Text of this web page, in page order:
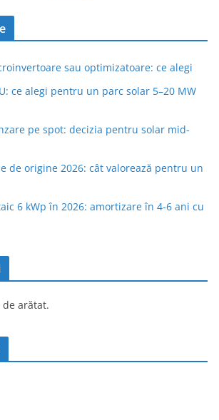
sau optimizatoare: ce alegi
ce alegi pentru un parc solar 5–20 MW
pe spot: decizia pentru solar mid-
de origine 2026: cât valorează pentru un
6 kWp în 2026: amortizare în 4-6 ani cu
arătat.